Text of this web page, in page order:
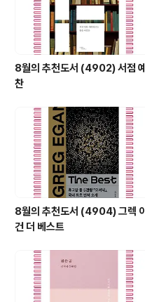
8월의 추천도서 (4902) 서점 예
찬
8월의 추천도서 (4904) 그렉 이
건 더 베스트